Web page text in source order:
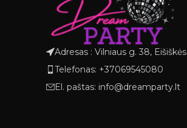
Adresas : Vilniaus g. 38, Eišiškės
Telefonas: +37069545080
El. paštas: info@dreamparty.lt